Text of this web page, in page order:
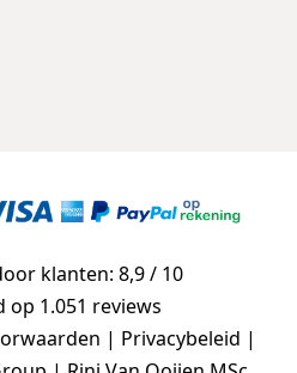
klanten: 8,9 / 10
op 1.051 reviews
| Privacybeleid |